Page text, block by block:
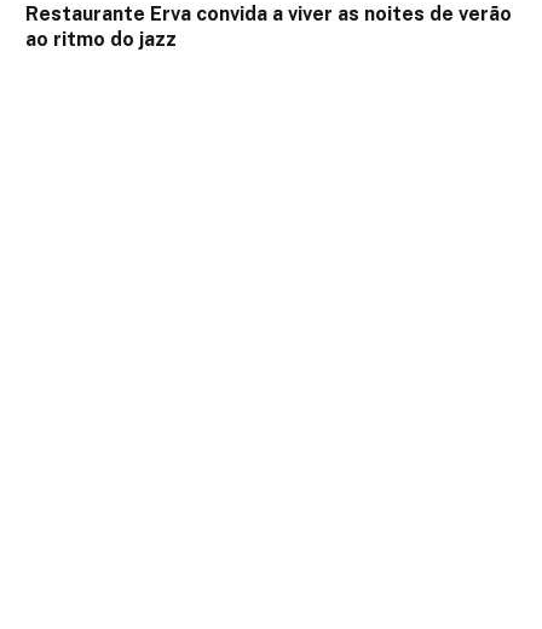
Restaurante Erva convida a viver as noites de verão
ao ritmo do jazz